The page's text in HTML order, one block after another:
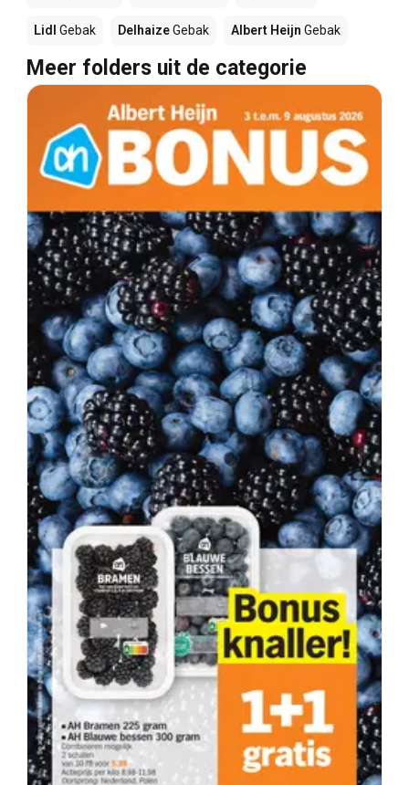
Lidl Gebak DelhaizeGebak Albert Heijn Gebak
Meer folders uit de categorie